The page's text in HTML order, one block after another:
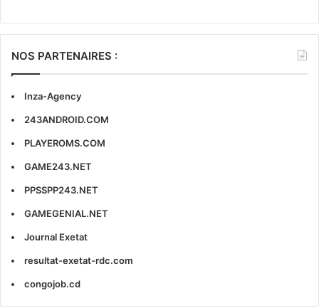
NOS PARTENAIRES :
Inza-Agency
243ANDROID.COM
PLAYEROMS.COM
GAME243.NET
PPSSPP243.NET
GAMEGENIAL.NET
Journal Exetat
resultat-exetat-rdc.com
congojob.cd